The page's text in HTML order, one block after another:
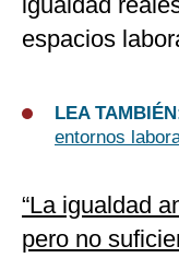
espacios
LEA
entornos
“La igualdad
pero no